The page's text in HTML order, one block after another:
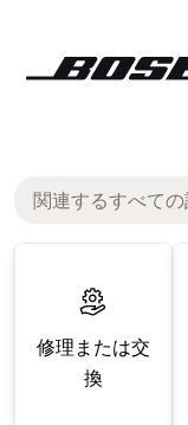
修理または交
換